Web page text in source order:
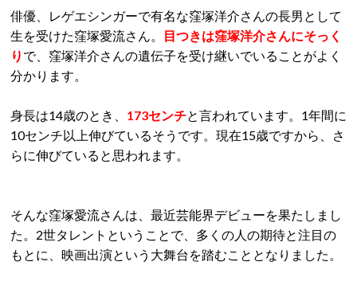
俳優、レゲエシンガーで有名な窪塚洋介さんの長男として
生を受けた窪塚愛流さん。
目つきは窪塚洋介さんにそっく
り で、窪塚洋介さんの遺伝子を受け継いでいることがよく
分かります。
身長は14歳のとき、 173センチと言われています。1年間に
10センチ以上伸びているそうです。現在15歳ですから、さ
らに伸びていると思われます。
そんな窪塚愛流さんは、最近芸能界デビューを果たしまし
た。2世タレントということで、多くの人の期待と注目の
もとに、映画出演という大舞台を踏むこととなりました。